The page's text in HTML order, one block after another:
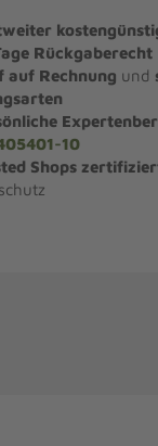
Rückgaberecht
auf Rechnung und
10
Shops